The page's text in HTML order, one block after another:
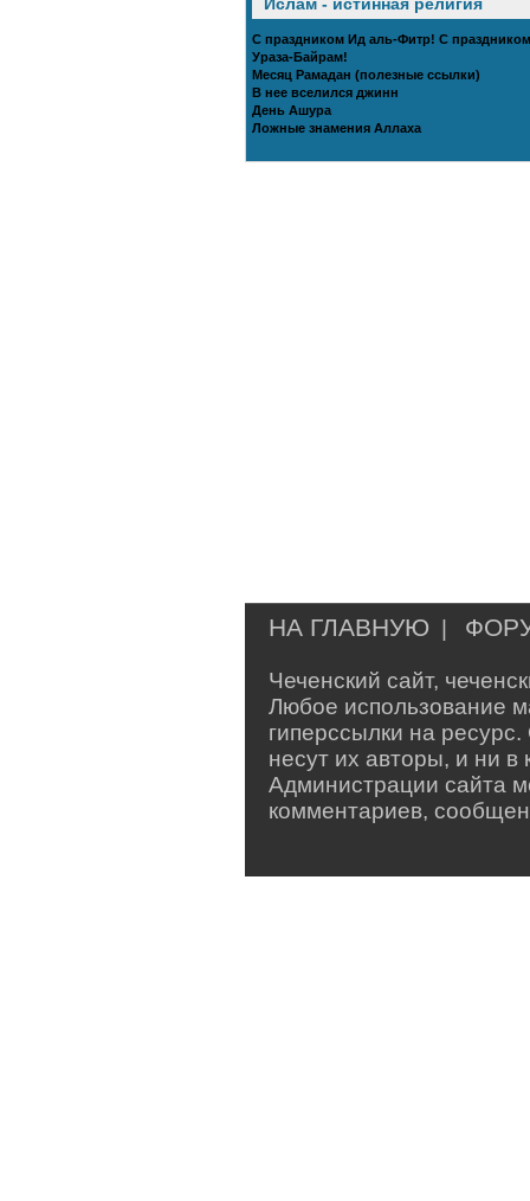
С праздником Ид аль-Фитр! С праздником
Ураза-Байрам!
Месяц Рамадан (полезные ссылки)
В нее вселился джинн
День Ашура
Ложные знамения Аллаха
НА ГЛАВНУЮ
Чеченский сайт,
Любое использование
гиперссылки на
несут их авторы, и ни
Администрации сайта
комментариев,